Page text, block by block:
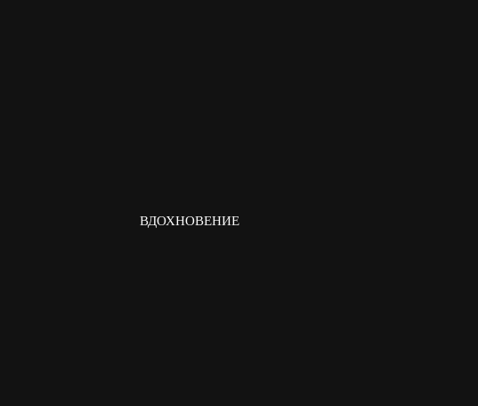
ВДОХНОВЕНИЕ